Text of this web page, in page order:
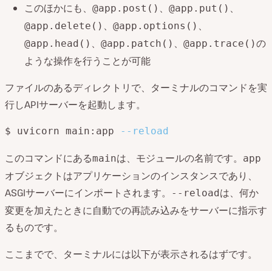
このほかにも、 @app.post() 、 @app.put() 、
@app.delete() 、 @app.options() 、
@app.head() 、 @app.patch() 、 @app.trace()の
ような操作を行うことが可能
ファイルのあるディレクトリで、ターミナルのコマンドを実
行しAPIサーバーを起動します。
$ uvicorn main:app --reload
このコマンドにあるmainは、モジュールの名前です。 app
オブジェクトはアプリケーションのインスタンスであり、
ASGIサーバーにインポートされます。
--reloadは、何か
変更を加えたときに自動での再読み込みをサーバーに指示す
るものです。
ここまでで、ターミナルには以下が表示されるはずです。